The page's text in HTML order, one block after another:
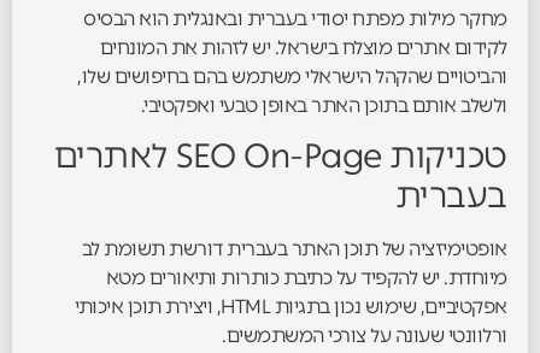
מחקר מילות מפתח יסודי בעברית ובאנגלית הוא הבסיס
לקידום אתרים מוצלח בישראל. יש לזהות את המונחים
והביטויים שהקהל הישראלי משתמש בהם בחיפושים שלו,
ולשלב אותם בתוכן האתר באופן טבעי ואפקטיבי.
טכניקות SEO On-Page לאתרים
בעברית
אופטימיזציה של תוכן האתר בעברית דורשת תשומת לב
מיוחדת. יש להקפיד על כתיבת כותרות ותיאורים מטא
אפקטיביים, שימוש נכון בתגיות HTML, ויצירת תוכן איכותי
ורלוונטי שעונה על צורכי המשתמשים.